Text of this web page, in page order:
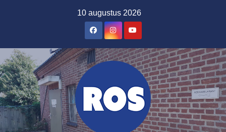
inhoud
10 augustus 2026